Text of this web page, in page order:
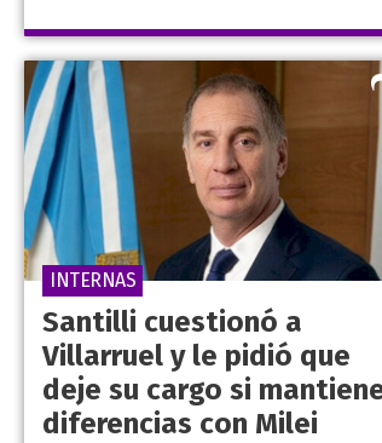
Santilli cuestionó a
Villarruel y le pidió que
deje su cargo si
diferencias con Milei
INTERNAS